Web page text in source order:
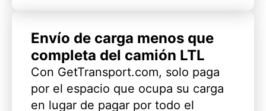
Envío de carga menos que
completa del camión LTL
Con GetTransport.com, solo paga
por el espacio que ocupa su carga
en lugar de pagar por todo el